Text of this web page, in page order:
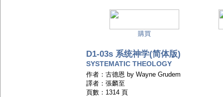
購買
D1-03s 系统神学(简体版)
SYSTEMATIC THEOLOGY
作者：古德恩 by Wayne Grudem
譯者：張麟至
頁數：1314 頁